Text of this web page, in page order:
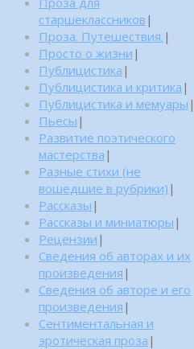
старшеклассников |
Проза. Путешествия. |
Просто о жизни |
Публицистика |
Публицистика и критика |
Публицистика и мемуары |
Пьесы |
Развитие поэтического
мастерства |
Разные стихи (не
вошедшие в рубрики) |
Рассказы |
Рассказы и миниатюры |
Рецензии |
Сведения об авторах и их
произведения |
Сведения об авторе и его
произведения |
Сентиментальная и
эротическая проза |